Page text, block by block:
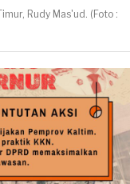
Rudy Mas'ud. (Foto :